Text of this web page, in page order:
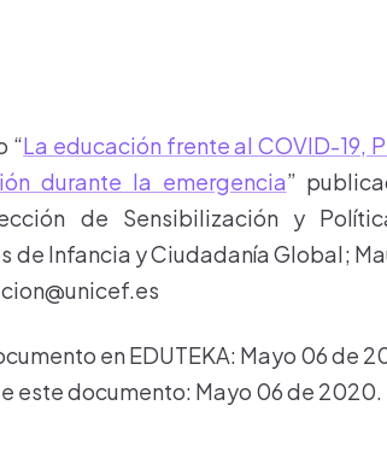
“La educación frente al COVID-19,
durante la emergencia”
de Sensibilización y
de Infancia y Ciudadanía Global;
en EDUTEKA: Mayo 06 de
este documento: Mayo 06 de 2020.